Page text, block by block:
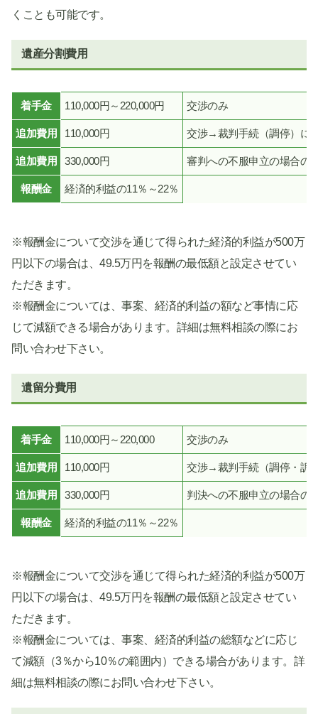
くことも可能です。
遺産分割費用
着手金 110,000円～220,000円 交渉のみ
追加費用 110,000円 交渉→裁判手続（調停）に
追加費用 330,000円 審判への不服申立の場合の
報酬金 経済的利益の11％～22％
※報酬金について交渉を通じて得られた経済的利益が500万
円以下の場合は、49.5万円を報酬の最低額と設定させてい
ただきます。
※報酬金については、事案、経済的利益の額など事情に応
じて減額できる場合があります。詳細は無料相談の際にお
問い合わせ下さい。
遺留分費用
着手金 110,000円～220,000 交渉のみ
追加費用 110,000円 交渉→裁判手続（調停・訴
追加費用 330,000円 判決への不服申立の場合の
報酬金 経済的利益の11％～22％
※報酬金について交渉を通じて得られた経済的利益が500万
円以下の場合は、49.5万円を報酬の最低額と設定させてい
ただきます。
※報酬金については、事案、経済的利益の総額などに応じ
て減額（3％から10％の範囲内）できる場合があります。詳
細は無料相談の際にお問い合わせ下さい。